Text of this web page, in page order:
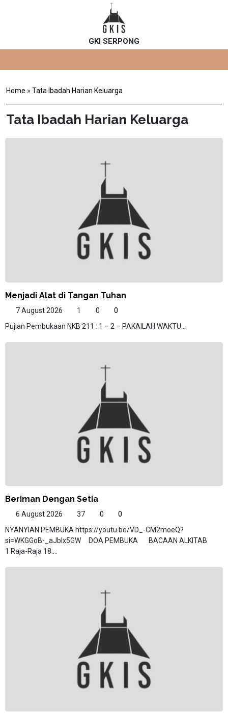
GKI SERPONG
Home » Tata Ibadah Harian Keluarga
Tata Ibadah Harian Keluarga
Menjadi Alat di Tangan Tuhan
7 August 2026 1 0
0
Pujian Pembukaan NKB 211 : 1 – 2 – PAKAILAH WAKTU...
Beriman Dengan Setia
6 August 2026 37 0
0
NYANYIAN PEMBUKA https://youtu.be/VD_-CM2moeQ?
si=WKGGoB-_aJblx5GW DOA PEMBUKA BACAAN ALKITAB
1 Raja-Raja 18:...